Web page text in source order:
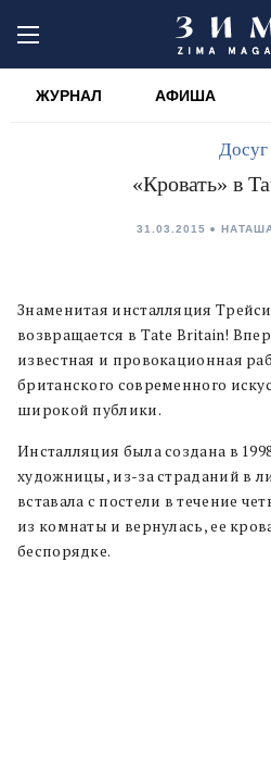
ЖУРНАЛ АФИША
Досуг
«Кровать» в
31.03.2015
Знаменитая инсталляция
возвращается в Tate Britain!
известная и провокационная
британского современного
широкой публики.
Инсталляция была создана в
художницы, из-за страданий в
вставала с постели в течение
из комнаты и вернулась, ее
беспорядке.